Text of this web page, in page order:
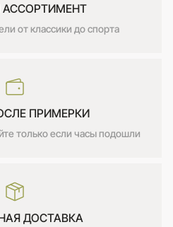
от классики до спорта
ПРИМЕРКИ
только если часы подошли
ДОСТАВКА